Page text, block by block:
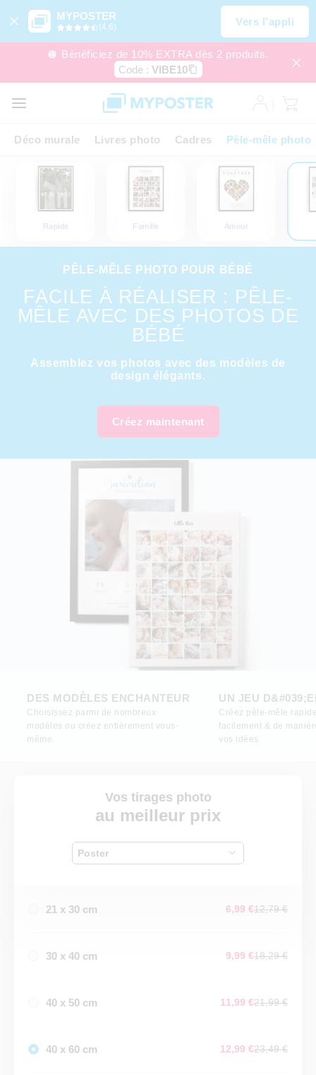
MYPOSTER
(4,6) Vers l’appli
🪩 Bénéficiez de 10% EXTRA dès 2 produits.
Code : VIBE10
Déco murale Livres photo Cadres Pêle-mêle photo
Rapide Famille Amour
PÊLE-MÊLE PHOTO POUR BÉBÉ
FACILE À RÉALISER : PÊLE-
MÊLE AVEC DES PHOTOS DE
BÉBÉ
Assemblez vos photos avec des modèles de
design élégants.
Créez maintenant
DES MODÈLES ENCHANTEUR
Choisissez parmi de nombreux
modèles ou créez entièrement vous-
même.
UN JEU
Créez pêle-mêle
facilement & de
vos idées
Vos tirages photo
au meilleur prix
Poster
21 x 30 cm 6,99 €12,79 €
30 x 40 cm 9,99 €18,29 €
40 x 50 cm 11,99 €21,99 €
40 x 60 cm 12,99 €23,49 €